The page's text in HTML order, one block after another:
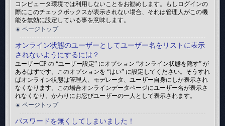
コンピュータ環境では利用しないことをお勧めします。もしログインの
際にこのチェックボックスが表示されない場合、それは管理人がこの機
能を無効に設定している事を意味します。
ページトップ
オンライン状態のユーザーとしてユーザー名をリストに表示
されないようにするには？
ユーザーCP の “ユーザー設定” にオプション “オンライン状態を隠す” が
あるはずです。このオプションを “はい” に設定してください。そうすれ
ばオンライン状態は管理人、モデレータ、ユーザー自身にしか表示され
なくなります。この場合オンラインデータページにユーザー名が表示さ
れなくなり、かわりにお忍びユーザーの一人として表示されます。
ページトップ
パスワードを無くしてしまいました！